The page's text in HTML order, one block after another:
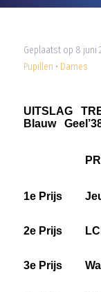
Geplaatst op 8 juni
Pupillen • Dames
UITSLAG
Blauw
1e Prijs
2e Prijs
3e Prijs